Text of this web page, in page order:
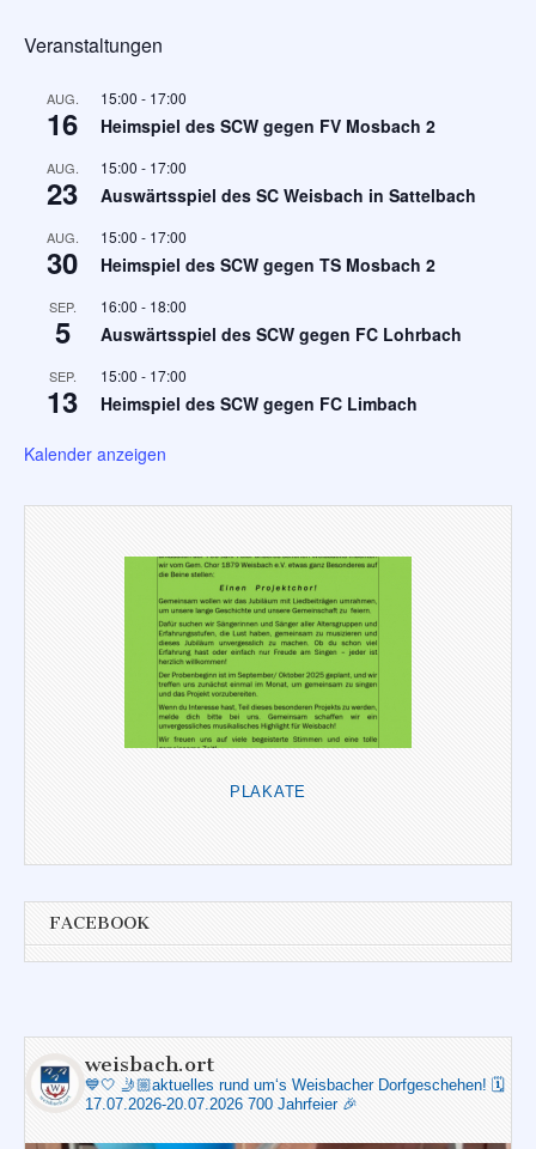
Veranstaltungen
AUG.
16
15:00 - 17:00
Heimspiel des SCW gegen FV Mosbach 2
AUG.
23
15:00 - 17:00
Auswärtsspiel des SC Weisbach in Sattelbach
AUG.
30
15:00 - 17:00
Heimspiel des SCW gegen TS Mosbach 2
SEP.
5
16:00 - 18:00
Auswärtsspiel des SCW gegen FC Lohrbach
SEP.
13
15:00 - 17:00
Heimspiel des SCW gegen FC Limbach
Kalender anzeigen
PLAKATE
FACEBOOK
weisbach.ort
💙🤍 🤳🏼aktuelles rund um‘s Weisbacher Dorfgeschehen! 🗓️
17.07.2026-20.07.2026 700 Jahrfeier 🎉